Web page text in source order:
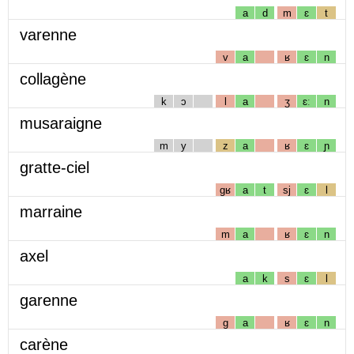
a d m ɛ t
varenne
v a ʁ ɛ n
collagène
k ɔ l a ʒ ɛː n
musaraigne
m y z a ʁ ɛ ɲ
gratte-ciel
gʁ a t sj ɛ l
marraine
m a ʁ ɛ n
axel
a k s ɛ l
garenne
g a ʁ ɛ n
carène